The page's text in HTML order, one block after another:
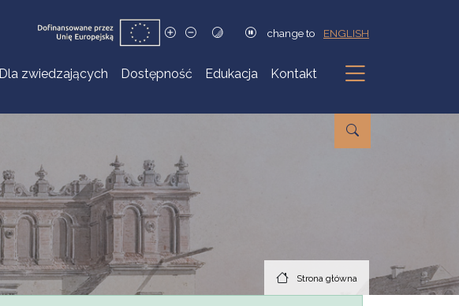
change to ENGLISH
Dla zwiedzających Dostępność Edukacja Kontakt
Podmenu
Strona główna